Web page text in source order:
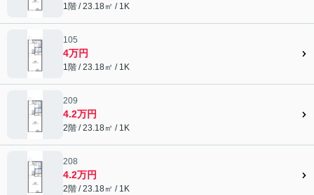
1階 / 23.18㎡ / 1K
105
4万円
1階 / 23.18㎡ / 1K
209
4.2万円
2階 / 23.18㎡ / 1K
208
4.2万円
2階 / 23.18㎡ / 1K